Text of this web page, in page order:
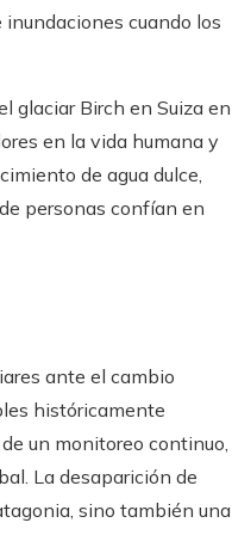
cuando los
glaciar Birch en Suiza en
en la vida humana y
de agua dulce,
personas confían en
ante el cambio
históricamente
un monitoreo continuo,
La desaparición de
sino también una